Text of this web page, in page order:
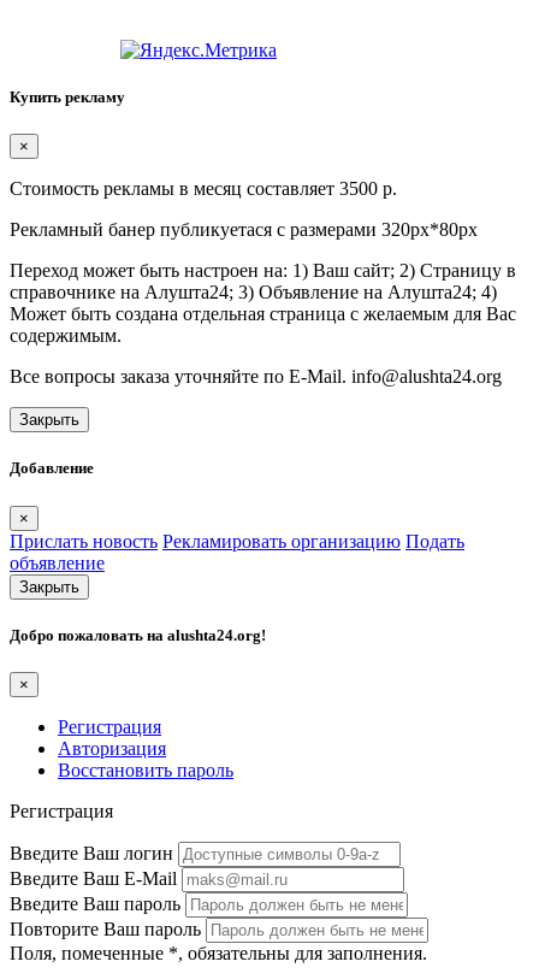
Купить рекламу
×
Стоимость рекламы в месяц составляет 3500 р.
Рекламный банер публикуетася с размерами 320px*80px
Переход может быть настроен на: 1) Ваш сайт; 2) Страницу в
справочнике на Алушта24; 3) Объявление на Алушта24; 4)
Может быть создана отдельная страница с желаемым для Вас
содержимым.
Все вопросы заказа уточняйте по E-Mail. info@alushta24.org
Закрыть
Добавление
×
Прислать новость Рекламировать организацию Подать
объявление
Закрыть
Добро пожаловать на alushta24.org!
×
Регистрация
Авторизация
Восстановить пароль
Регистрация
Введите Ваш логин
Введите Ваш E-Mail
Введите Ваш пароль
Повторите Ваш пароль
Поля, помеченные *, обязательны для заполнения.